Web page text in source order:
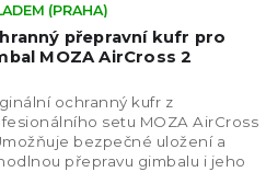
přepravní kufr pro
MOZA AirCross 2
z
(PRAHA)
ochranný kufr z
setu MOZA AirCross
bezpečné uložení a
přepravu gimbalu i jeho